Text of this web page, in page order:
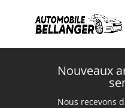
Nouveaux
Nous recevons